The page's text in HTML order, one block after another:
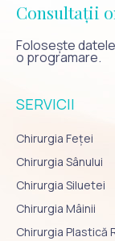
Consultații
Folosește
o programare.
SERVICII
Chirurgia Feței
Chirurgia Sânului
Chirurgia Siluetei
Chirurgia Mâinii
Chirurgia Plastică